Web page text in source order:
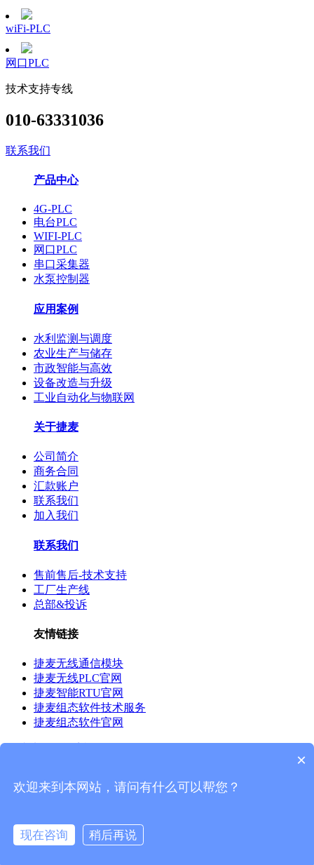
wiFi-PLC
网口PLC
技术支持专线
010-63331036
联系我们
产品中心
4G-PLC
电台PLC
WIFI-PLC
网口PLC
串口采集器
水泵控制器
应用案例
水利监测与调度
农业生产与储存
市政智能与高效
设备改造与升级
工业自动化与物联网
关于捷麦
公司简介
商务合同
汇款账户
联系我们
加入我们
联系我们
售前售后-技术支持
工厂生产线
总部&投诉
友情链接
捷麦无线通信模块
捷麦无线PLC官网
捷麦智能RTU官网
捷麦组态软件技术服务
捷麦组态软件官网
Copyright ©北京捷麦通信器材有限公司,Inc.All rights reserved.
×
欢迎来到本网站，请问有什么可以帮您？
现在咨询 稍后再说